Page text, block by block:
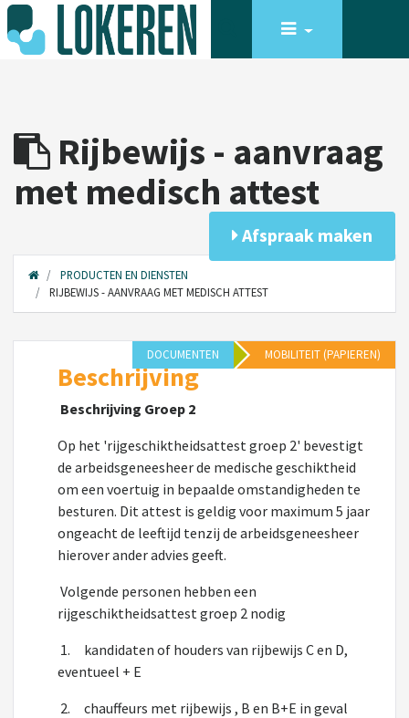
Rijbewijs - aanvraag
met medisch attest
Afspraak maken
PRODUCTEN EN DIENSTEN
RIJBEWIJS - AANVRAAG MET MEDISCH ATTEST
DOCUMENTEN MOBILITEIT (PAPIEREN)
Beschrijving
Beschrijving Groep 2
Op het 'rijgeschiktheidsattest groep 2' bevestigt
de arbeidsgeneesheer de medische geschiktheid
om een voertuig in bepaalde omstandigheden te
besturen. Dit attest is geldig voor maximum 5 jaar
ongeacht de leeftijd tenzij de arbeidsgeneesheer
hierover ander advies geeft.
Volgende personen hebben een
rijgeschiktheidsattest groep 2 nodig
1.
kandidaten of houders van rijbewijs C en D,
eventueel + E
2.
chauffeurs met rijbewijs , B en B+E in geval